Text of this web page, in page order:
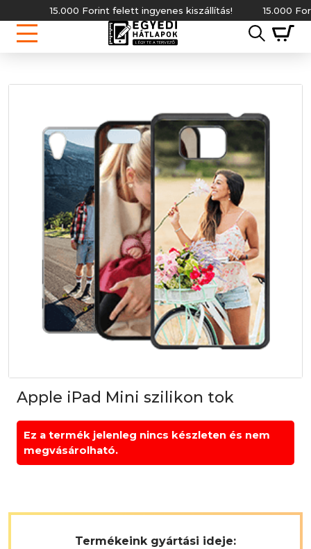
15.000 Forint felett ingyenes kiszállítás! 15.000
Apple iPad Mini szilikon tok
Ez a termék jelenleg nincs készleten és nem
megvásárolható.
Termékeink gyártási ideje: